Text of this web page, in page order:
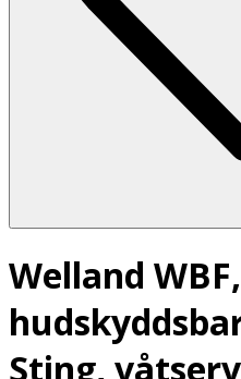
Welland WBF,
Sting,